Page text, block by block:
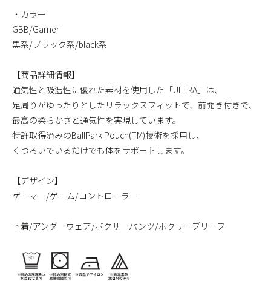
・カラー
GBB/Gamer
黒系/ブラック系/black系
【商品詳細情報】
通気性と吸湿性に優れた素材を使用した「ULTRA」は、
足周りがゆったりとしたリラックスフィットで、前開き付きで、
最高の柔らかさと通気性を実現しています。
特許取得済みのBallPark Pouch(TM)技術を採用し、
くつろいでいるだけでも体をサポートします。
【デザイン】
ゲーマー/ゲーム/コントローラー
下着/アンダーウェア/ボクサーパンツ/ボクサーブリーフ